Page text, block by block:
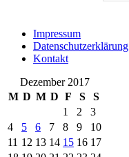
Impressum
Datenschutzerklärung
Kontakt
Dezember 2017
M D M D F S
S
1
2
3
4
5 6 7 8 9
10
11 12 13 14 15 16 17